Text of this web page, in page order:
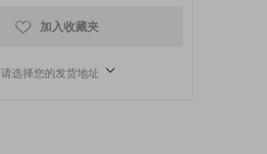
加入收藏夹
请选择您的发货地址